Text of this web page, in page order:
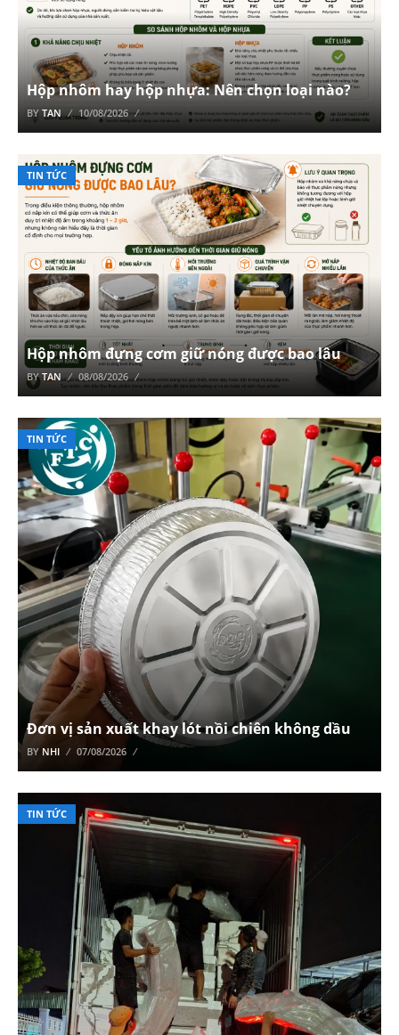
Hộp nhôm hay hộp nhựa: Nên chọn loại nào?
BY TAN 10/08/2026
TIN TỨC
Hộp nhôm đựng cơm giữ nóng được bao lâu
BYTAN 08/08/2026
TIN TỨC
Đơn vị sản xuất khay lót nồi chiên không dầu
BY NHI 07/08/2026
TIN TỨC